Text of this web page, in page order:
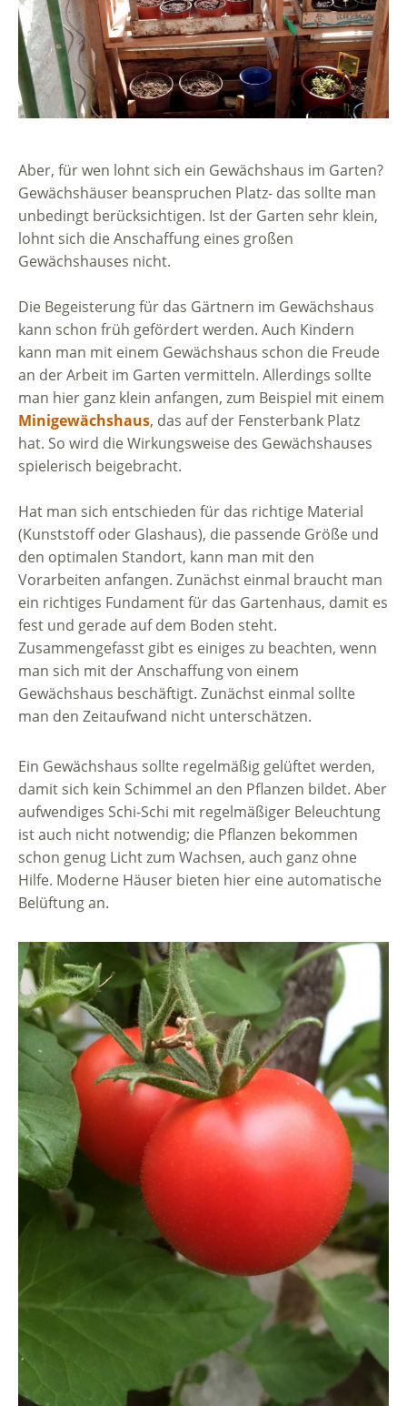
Aber, für wen lohnt sich ein Gewächshaus im Garten?
Gewächshäuser beanspruchen Platz- das sollte man
unbedingt berücksichtigen. Ist der Garten sehr klein,
lohnt sich die Anschaffung eines großen
Gewächshauses nicht.
Die Begeisterung für das Gärtnern im Gewächshaus
kann schon früh gefördert werden. Auch Kindern
kann man mit einem Gewächshaus schon die Freude
an der Arbeit im Garten vermitteln. Allerdings sollte
man hier ganz klein anfangen, zum Beispiel mit einem
Minigewächshaus, das auf der Fensterbank Platz
hat. So wird die Wirkungsweise des Gewächshauses
spielerisch beigebracht.
Hat man sich entschieden für das richtige Material
(Kunststoff oder Glashaus), die passende Größe und
den optimalen Standort, kann man mit den
Vorarbeiten anfangen. Zunächst einmal braucht man
ein richtiges Fundament für das Gartenhaus, damit es
fest und gerade auf dem Boden steht.
Zusammengefasst gibt es einiges zu beachten, wenn
man sich mit der Anschaffung von einem
Gewächshaus beschäftigt. Zunächst einmal sollte
man den Zeitaufwand nicht unterschätzen.
Ein Gewächshaus sollte regelmäßig gelüftet werden,
damit sich kein Schimmel an den Pflanzen bildet. Aber
aufwendiges Schi-Schi mit regelmäßiger Beleuchtung
ist auch nicht notwendig; die Pflanzen bekommen
schon genug Licht zum Wachsen, auch ganz ohne
Hilfe. Moderne Häuser bieten hier eine automatische
Belüftung an.